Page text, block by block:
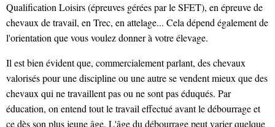
Qualification Loisirs (épreuves gérées par le SFET), en épreuve de
chevaux de travail, en Trec, en attelage... Cela dépend également de
l'orientation que vous voulez donner à votre élevage.
Il est bien évident que, commercialement parlant, des chevaux
valorisés pour une discipline ou une autre se vendent mieux que des
chevaux qui ne travaillent pas ou ne sont pas éduqués. Par
éducation, on entend tout le travail effectué avant le débourrage et
ce dès son plus jeune âge. L'âge du débourrage peut varier quelque